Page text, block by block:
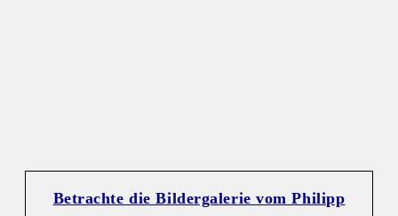
Betrachte die Bildergalerie vom Philipp